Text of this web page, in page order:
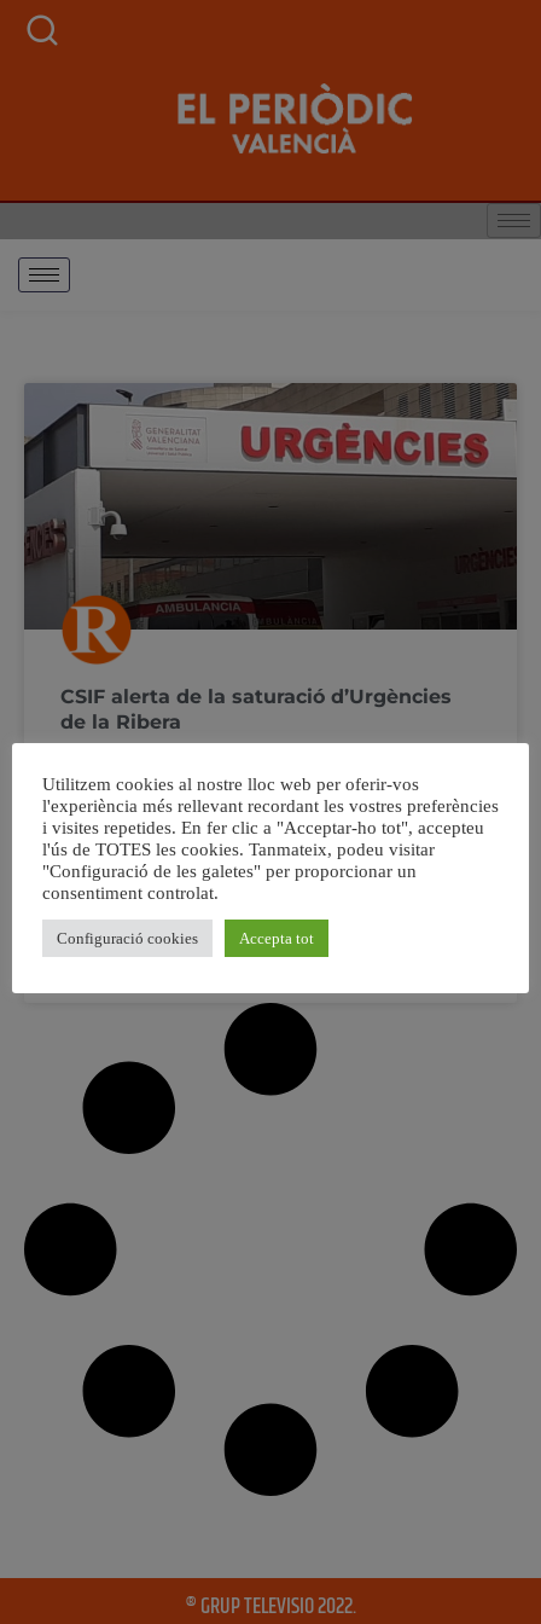
CSIF alerta de la saturació d’Urgències
de la Ribera
CSIF alerta de la saturació d’Urgències de la Ribera, amb
més d’un miler de pacients en tres dies, i reclama més
personal El sindicat assenyala que hi ha 17 persones
pendents de llit a l’hospital amb esperes que superen les
24 hores i només quatre professionals d’Infermeria i tres
TCAEs
® GRUP TELEVISIO 2022.
Utilitzem cookies al nostre lloc web per oferir-vos
l'experiència més rellevant recordant les vostres preferències
i visites repetides. En fer clic a "Acceptar-ho tot", accepteu
l'ús de TOTES les cookies. Tanmateix, podeu visitar
"Configuració de les galetes" per proporcionar un
consentiment controlat.
Configuració cookies Accepta tot